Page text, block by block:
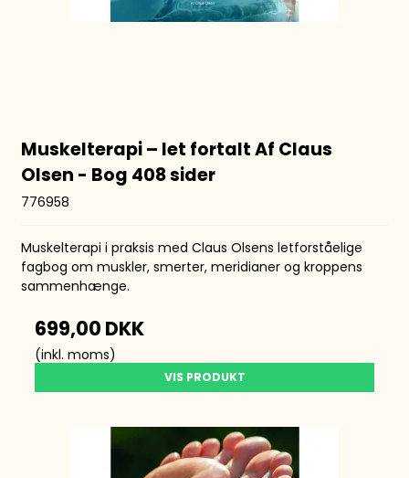
Muskelterapi – let fortalt Af Claus
Olsen - Bog 408 sider
776958
Muskelterapi i praksis med Claus Olsens letforståelige
fagbog om muskler, smerter, meridianer og kroppens
sammenhænge.
699,00 DKK
(inkl. moms)
VIS PRODUKT